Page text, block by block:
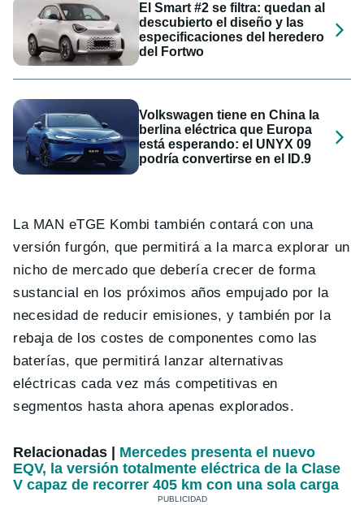
El Smart #2 se filtra: quedan al
descubierto el diseño y las
especificaciones del heredero
del Fortwo
Volkswagen tiene en China la
berlina eléctrica que Europa
está esperando: el UNYX 09
podría convertirse en el ID.9
La MAN eTGE Kombi también contará con una
versión furgón, que permitirá a la marca explorar un
nicho de mercado que debería crecer de forma
sustancial en los próximos años empujado por la
necesidad de reducir emisiones, y también por la
rebaja de los costes de componentes como las
baterías, que permitirá lanzar alternativas
eléctricas cada vez más competitivas en
segmentos hasta ahora apenas explorados.
Relacionadas | Mercedes presenta el nuevo
EQV, la versión totalmente eléctrica de la Clase
V capaz de recorrer 405 km con una sola carga